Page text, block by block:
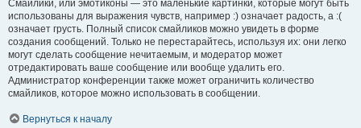
Смайлики, или эмотиконы — это маленькие картинки, которые могут быть
использованы для выражения чувств, например :) означает радость, а :(
означает грусть. Полный список смайликов можно увидеть в форме
создания сообщений. Только не перестарайтесь, используя их: они легко
могут сделать сообщение нечитаемым, и модератор может
отредактировать ваше сообщение или вообще удалить его.
Администратор конференции также может ограничить количество
смайликов, которое можно использовать в сообщении.
Вернуться к началу